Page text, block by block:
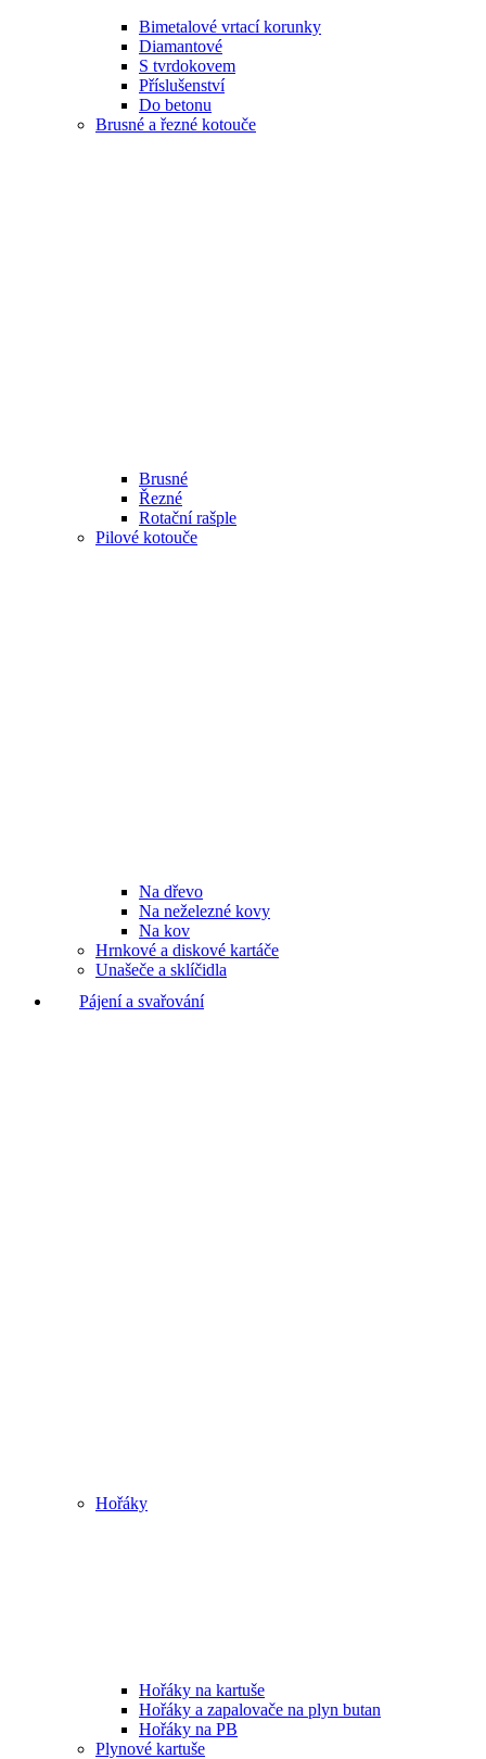
Bimetalové vrtací korunky
Diamantové
S tvrdokovem
Příslušenství
Do betonu
Brusné a řezné kotouče
Brusné
Řezné
Rotační rašple
Pilové kotouče
Na dřevo
Na neželezné kovy
Na kov
Hrnkové a diskové kartáče
Unašeče a sklíčidla
Pájení a svařování
Hořáky
Hořáky na kartuše
Hořáky a zapalovače na plyn butan
Hořáky na PB
Plynové kartuše